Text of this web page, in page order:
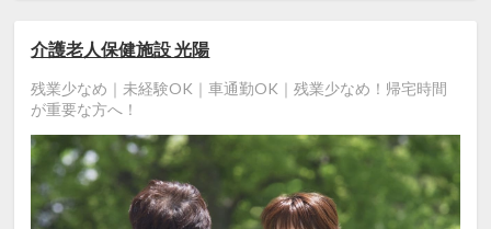
介護老人保健施設 光陽
残業少なめ｜未経験OK｜車通勤OK｜残業少なめ！帰宅時間
が重要な方へ！